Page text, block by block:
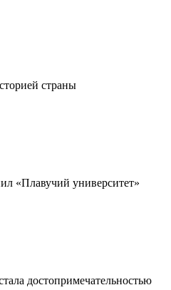
страны
«Плавучий университет»
достопримечательностью